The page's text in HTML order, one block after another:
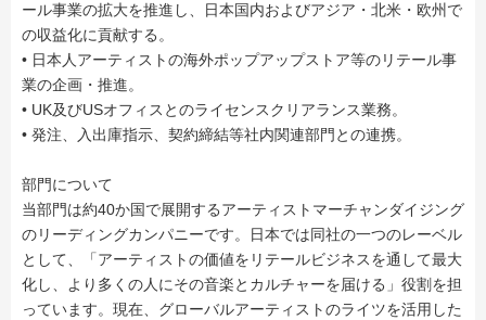
ール事業の拡大を推進し、日本国内およびアジア・北米・欧州で
の収益化に貢献する。
• 日本人アーティストの海外ポップアップストア等のリテール事
業の企画・推進。
• UK及びUSオフィスとのライセンスクリアランス業務。
• 発注、入出庫指示、契約締結等社内関連部門との連携。
部門について
当部門は約40か国で展開するアーティストマーチャンダイジング
のリーディングカンパニーです。日本では同社の一つのレーベル
として、「アーティストの価値をリテールビジネスを通して最大
化し、より多くの人にその音楽とカルチャーを届ける」役割を担
っています。現在、グローバルアーティストのライツを活用した